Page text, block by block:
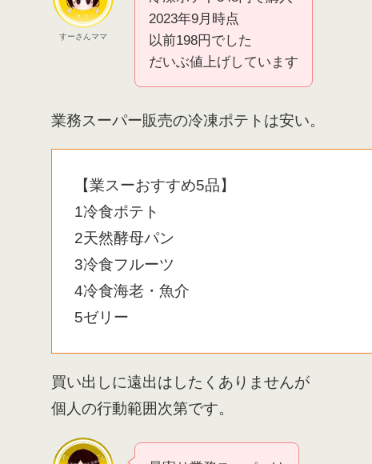
すーさんママ
2023年9月時点
以前198円でした
だいぶ値上げしています
業務スーパー販売の冷凍ポテトは安い。
【業スーおすすめ5品】
1冷食ポテト
2天然酵母パン
3冷食フルーツ
4冷食海老・魚介
5ゼリー
買い出しに遠出はしたくありませんが
個人の行動範囲次第です。